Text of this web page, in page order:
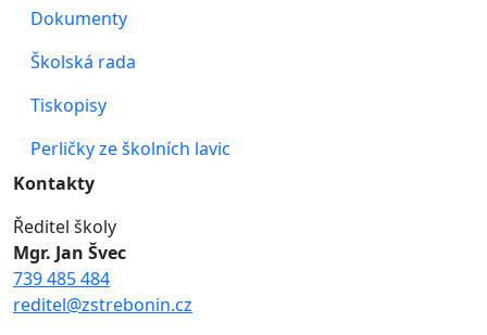
Dokumenty
Školská rada
Tiskopisy
Perličky ze školních lavic
Kontakty
Ředitel školy
Mgr. Jan Švec
739 485 484
reditel@zstrebonin.cz